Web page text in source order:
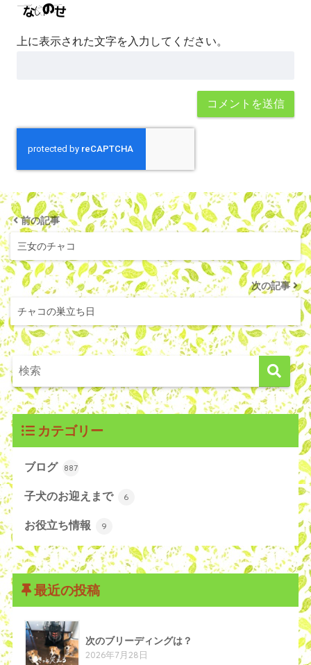
上に表示された文字を入力してください。
前の記事
三女のチャコ
次の記事
チャコの巣立ち日
カテゴリー
ブログ 887
子犬のお迎えまで 6
お役立ち情報 9
最近の投稿
次のブリーディングは？
2026年7月28日